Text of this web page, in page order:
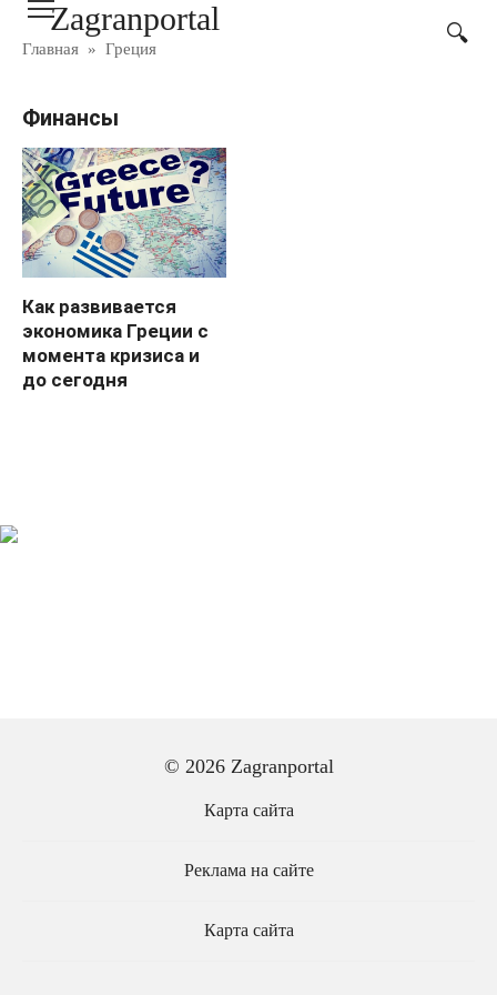
ПерейтиZagranportal
Главная » Греция
Финансы
Как развивается
экономика Греции с
момента кризиса и
до сегодня
© 2026 Zagranportal
Карта сайта
Реклама на сайте
Карта сайта